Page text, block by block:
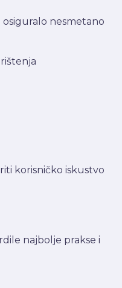
nesmetano
korisničko iskustvo
najbolje prakse i